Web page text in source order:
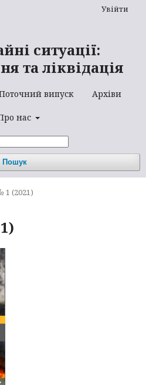
ситуації:
та ліквідація
випуск Архіви
нас
Пошук
Увійти
(2021)